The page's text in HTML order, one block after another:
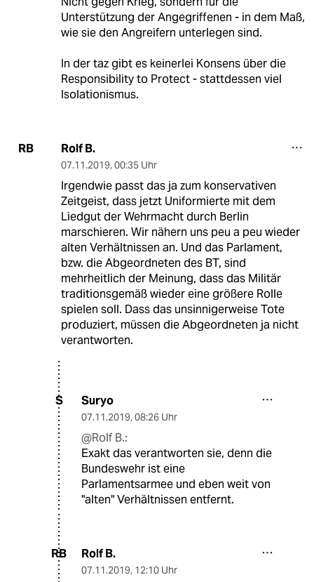
Unterstützung der Angegriffenen - in dem Maß,
wie sie den Angreifern unterlegen sind.
In der taz gibt es keinerlei Konsens über die
Responsibility to Protect - stattdessen viel
Isolationismus.
RB Rolf B.
07.11.2019, 00:35 Uhr
Irgendwie passt das ja zum konservativen
Zeitgeist, dass jetzt Uniformierte mit dem
Liedgut der Wehrmacht durch Berlin
marschieren. Wir nähern uns peu a peu wieder
alten Verhältnissen an. Und das Parlament,
bzw. die Abgeordneten des BT, sind
mehrheitlich der Meinung, dass das Militär
traditionsgemäß wieder eine größere Rolle
spielen soll. Dass das unsinnigerweise Tote
produziert, müssen die Abgeordneten ja nicht
verantworten.
S Suryo
07.11.2019, 08:26 Uhr
@Rolf B.:
Exakt das verantworten sie, denn die
Bundeswehr ist eine
Parlamentsarmee und eben weit von
"alten" Verhältnissen entfernt.
RB Rolf B.
07.11.2019, 12:10 Uhr